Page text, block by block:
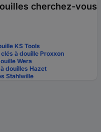
cherchez-vous
KS Tools
à douille Proxxon
Wera
douilles Hazet
Stahlwille